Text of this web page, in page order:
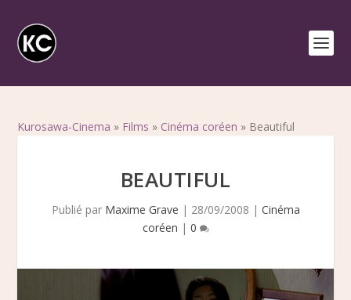
Kurosawa-Cinema » Films » Cinéma coréen » Beautiful
BEAUTIFUL
Publié par Maxime Grave | 28/09/2008 | Cinéma
coréen | 0